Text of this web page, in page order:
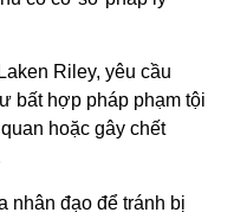
Riley, yêu cầu
bất hợp pháp phạm tội
hoặc gây chết
nhân đạo để tránh bị